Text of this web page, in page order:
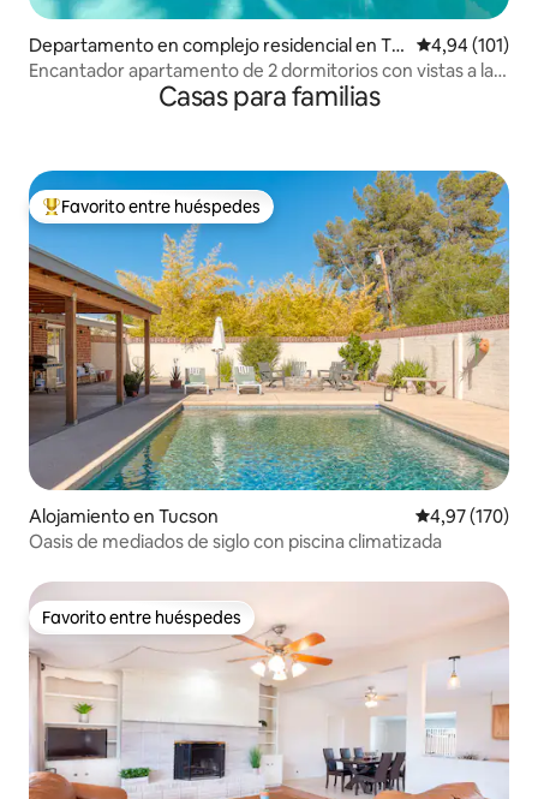
Departamento en complejo residencial en Tu
cson
Calificación
4,94 (101)
Encantador apartamento de 2 dormitorios con vistas a la
Casas para familias
Favorito entre los huéspedes más destacados
Favorito entre huéspedes
Alojamiento en Tucson Calificación
4,97 (170)
Oasis de mediados de siglo con piscina climatizada
Favorito entre huéspedes
Favorito entre huéspedes